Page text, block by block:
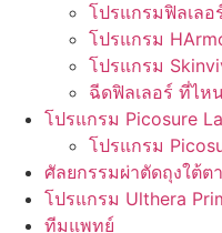
โปรแกรมฟิลเลอ
โปรแกรม
โปรแกรม
ฉีดฟิลเลอร์ ที่ไห
โปรแกรม Picosure
โปรแกรม
ศัลยกรรมผ่าตัดถุงใต้ตา
โปรแกรม Ulthera
ทีมแพทย์